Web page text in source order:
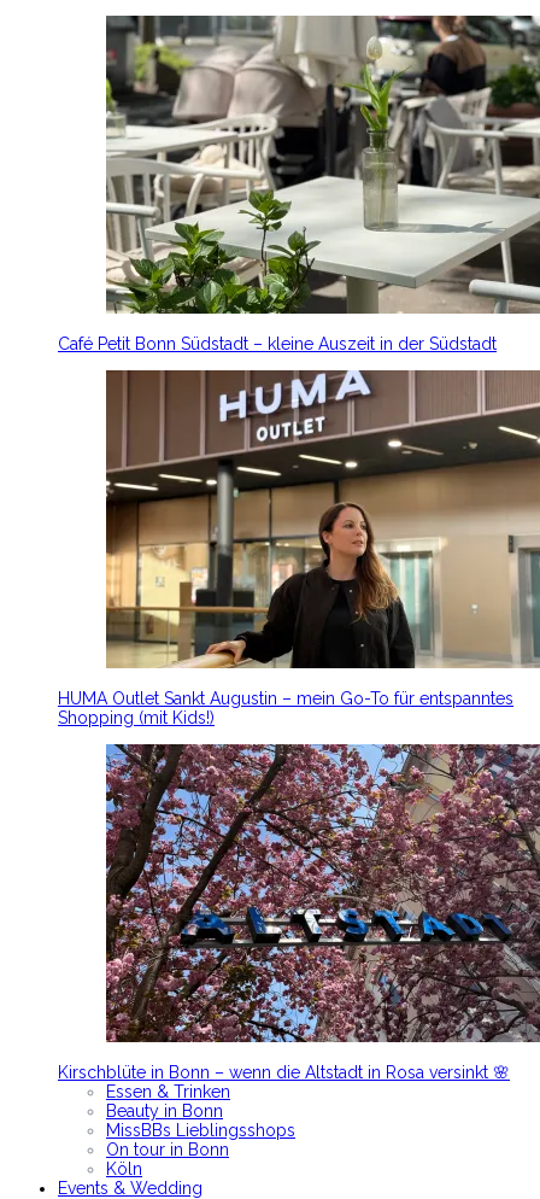
Café Petit Bonn Südstadt – kleine Auszeit in der Südstadt
HUMA Outlet Sankt Augustin – mein Go-To für entspanntes
Shopping (mit Kids!)
Kirschblüte in Bonn – wenn die Altstadt in Rosa versinkt 🌸
Essen & Trinken
Beauty in Bonn
MissBBs Lieblingsshops
On tour in Bonn
Köln
Events & Wedding